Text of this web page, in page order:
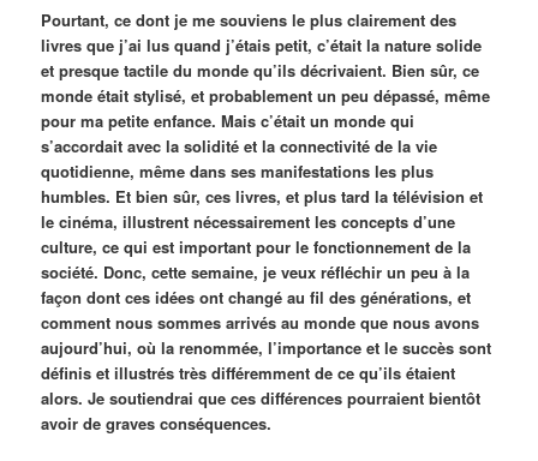
Pourtant, ce dont je me souviens le plus clairement des
livres que j’ai lus quand j’étais petit, c’était la nature solide
et presque tactile du monde qu’ils décrivaient. Bien sûr, ce
monde était stylisé, et probablement un peu dépassé, même
pour ma petite enfance. Mais c’était un monde qui
s’accordait avec la solidité et la connectivité de la vie
quotidienne, même dans ses manifestations les plus
humbles. Et bien sûr, ces livres, et plus tard la télévision et
le cinéma, illustrent nécessairement les concepts d’une
culture, ce qui est important pour le fonctionnement de la
société. Donc, cette semaine, je veux réfléchir un peu à la
façon dont ces idées ont changé au fil des générations, et
comment nous sommes arrivés au monde que nous avons
aujourd’hui, où la renommée, l’importance et le succès sont
définis et illustrés très différemment de ce qu’ils étaient
alors. Je soutiendrai que ces différences pourraient bientôt
avoir de graves conséquences.